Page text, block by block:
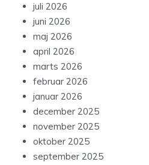
juli 2026
juni 2026
maj 2026
april 2026
marts 2026
februar 2026
januar 2026
december 2025
november 2025
oktober 2025
september 2025